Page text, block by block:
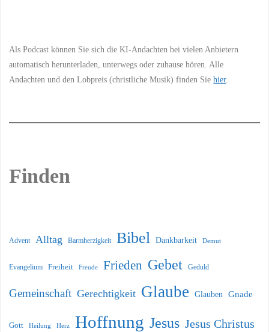
Als Podcast können Sie sich die KI-Andachten bei vielen Anbietern
automatisch herunterladen, unterwegs oder zuhause hören. Alle
Andachten und den Lobpreis (christliche Musik) finden Siehier.
Finden
Advent Alltag Barmherzigkeit Bibel Dankbarkeit Demut
Evangelium Freiheit Freude Frieden Gebet Geduld
Gemeinschaft Gerechtigkeit Glaube Glauben Gnade
Gott Heilung Herz Hoffnung Jesus Jesus Christus